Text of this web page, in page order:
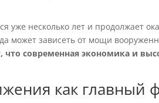
уже несколько лет и продолжает
может зависеть от мощи
что современная экономика и
как главный